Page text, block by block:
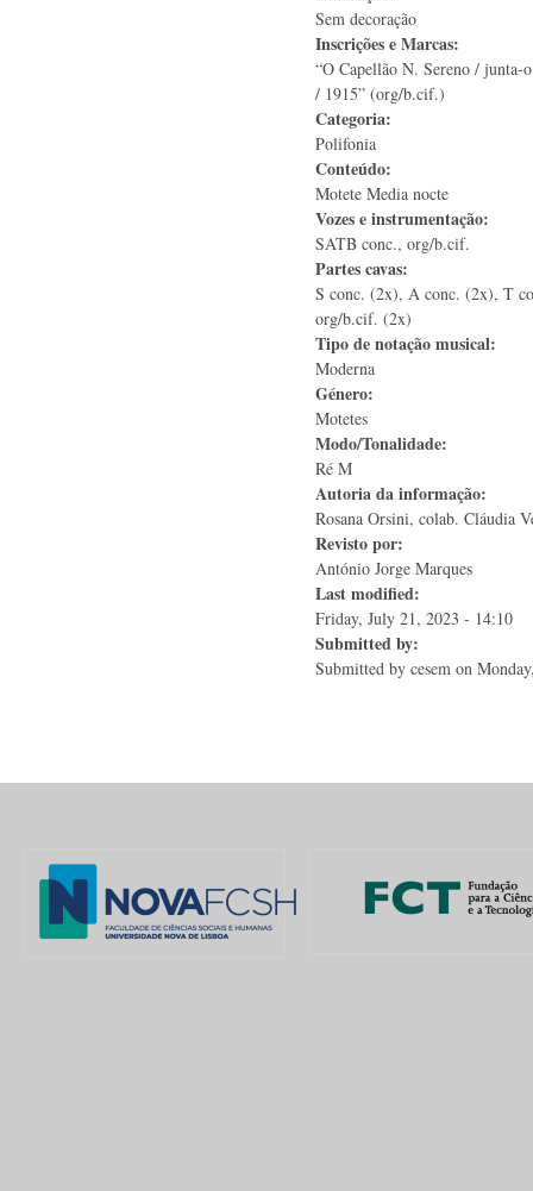
Sem decoração
Inscrições e Marcas:
“O Capellão N. Sereno / junta-
/ 1915” (org/b.cif.)
Categoria:
Polifonia
Conteúdo:
Motete Media nocte
Vozes e instrumentação:
SATB conc., org/b.cif.
Partes cavas:
S conc. (2x), A conc. (2x), T
org/b.cif. (2x)
Tipo de notação musical:
Moderna
Género:
Motetes
Modo/Tonalidade:
Ré M
Autoria da informação:
Rosana Orsini, colab. Cláudia
Revisto por:
António Jorge Marques
Last modified:
Friday, July 21, 2023 - 14:10
Submitted by:
Submitted by cesem on